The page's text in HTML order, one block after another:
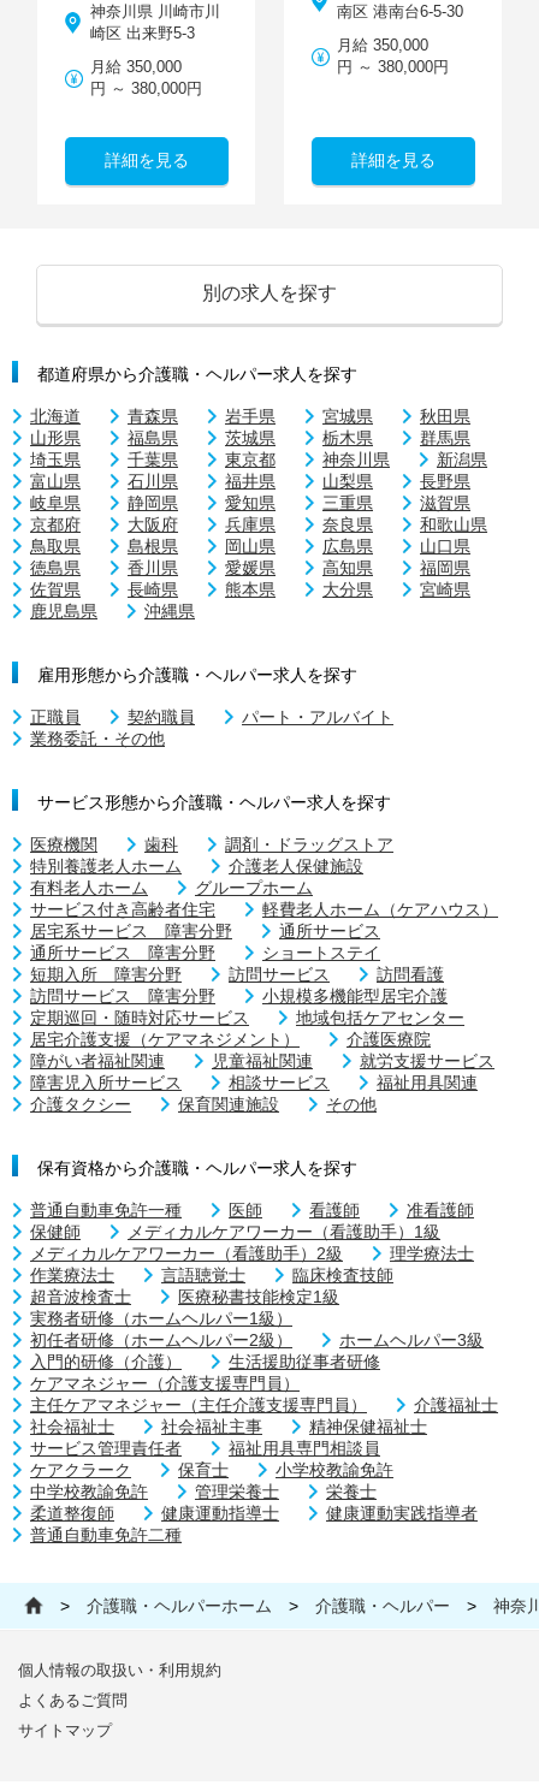
神奈川県 川崎市川
崎区 出来野5-3
月給 350,000
円 ～ 380,000円
詳細を見る
南区 港南台6-5-30
月給 350,000
円 ～ 380,000円
詳細を見る
別の求人を探す
都道府県から介護職・ヘルパー求人を探す
北海道 青森県 岩手県 宮城県
秋田県
山形県
福島県 茨城県 栃木県
群馬県
埼玉県
千葉県 東京都 神奈川県
新潟県
富山県
石川県 福井県 山梨県
長野県
岐阜県
静岡県 愛知県 三重県
滋賀県
京都府
大阪府 兵庫県 奈良県
和歌山県
鳥取県
島根県 岡山県 広島県
山口県
徳島県
香川県 愛媛県 高知県
福岡県
佐賀県
長崎県 熊本県 大分県
宮崎県
鹿児島県
沖縄県
雇用形態から介護職・ヘルパー求人を探す
正職員 契約職員
パート・アルバイト
業務委託・その他
サービス形態から介護職・ヘルパー求人を探す
医療機関 歯科
調剤・ドラッグストア
特別養護老人ホーム
介護老人保健施設
有料老人ホーム
グループホーム
サービス付き高齢者住宅
軽費老人ホーム（ケアハウス）
居宅系サービス 障害分野
通所サービス
通所サービス 障害分野
ショートステイ
短期入所 障害分野
訪問サービス
訪問看護
訪問サービス 障害分野
小規模多機能型居宅介護
定期巡回・随時対応サービス
地域包括ケアセンター
居宅介護支援（ケアマネジメント）
介護医療院
障がい者福祉関連
児童福祉関連
就労支援サービス
障害児入所サービス
相談サービス
福祉用具関連
介護タクシー
保育関連施設 その他
保有資格から介護職・ヘルパー求人を探す
普通自動車免許一種 医師 看護師
准看護師
保健師
メディカルケアワーカー（看護助手）1級
メディカルケアワーカー（看護助手）2級
理学療法士
作業療法士
言語聴覚士
臨床検査技師
超音波検査士
医療秘書技能検定1級
実務者研修（ホームヘルパー1級）
初任者研修（ホームヘルパー2級）
ホームヘルパー3級
入門的研修（介護）
生活援助従事者研修
ケアマネジャー（介護支援専門員）
主任ケアマネジャー（主任介護支援専門員）
介護福祉士
社会福祉士
社会福祉主事
精神保健福祉士
サービス管理責任者
福祉用具専門相談員
ケアクラーク
保育士
小学校教諭免許
中学校教諭免許
管理栄養士
栄養士
柔道整復師
健康運動指導士
健康運動実践指導者
普通自動車免許二種
> 介護職・ヘルパーホーム > 介護職・ヘルパー > 神奈
個人情報の取扱い・利用規約
よくあるご質問
サイトマップ